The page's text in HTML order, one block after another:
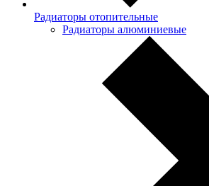
Радиаторы отопительные
Радиаторы алюминиевые